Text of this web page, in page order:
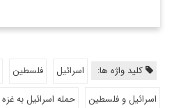
کلید واژه ها: اسرائیل فلسطین
اسرائیل و فلسطین
حمله اسرائیل به غزه